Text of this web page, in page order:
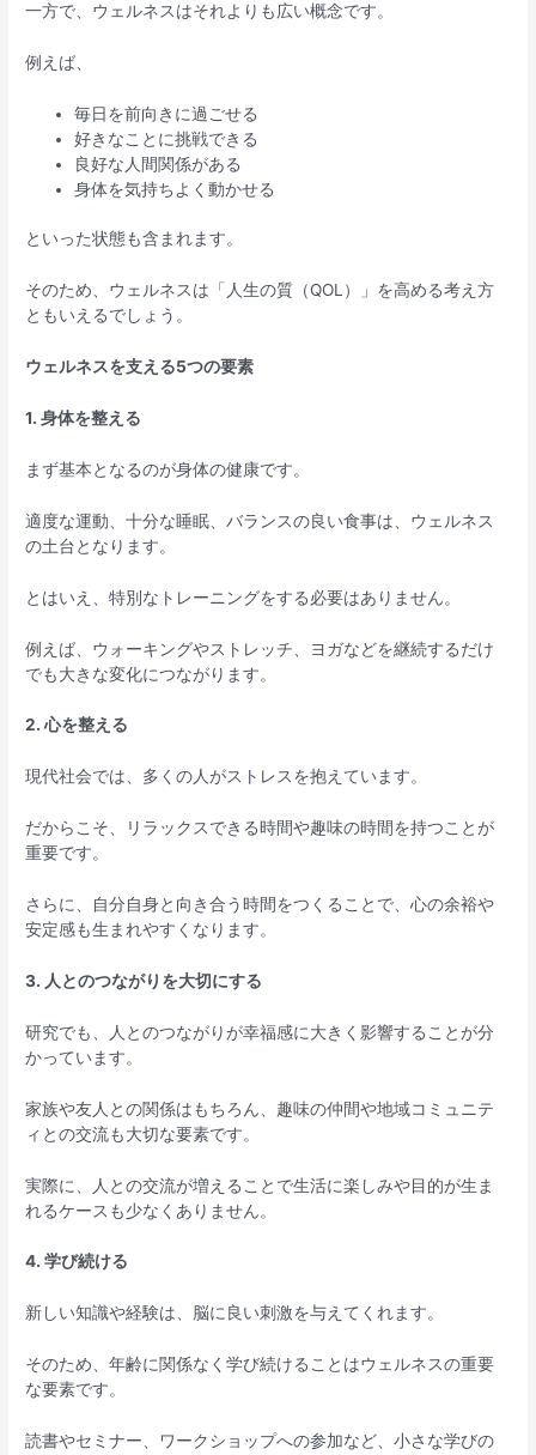
一方で、ウェルネスはそれよりも広い概念です。
例えば、
毎日を前向きに過ごせる
好きなことに挑戦できる
良好な人間関係がある
身体を気持ちよく動かせる
といった状態も含まれます。
そのため、ウェルネスは「人生の質（QOL）」を高める考え方
ともいえるでしょう。
ウェルネスを支える5つの要素
1. 身体を整える
まず基本となるのが身体の健康です。
適度な運動、十分な睡眠、バランスの良い食事は、ウェルネス
の土台となります。
とはいえ、特別なトレーニングをする必要はありません。
例えば、ウォーキングやストレッチ、ヨガなどを継続するだけ
でも大きな変化につながります。
2. 心を整える
現代社会では、多くの人がストレスを抱えています。
だからこそ、リラックスできる時間や趣味の時間を持つことが
重要です。
さらに、自分自身と向き合う時間をつくることで、心の余裕や
安定感も生まれやすくなります。
3. 人とのつながりを大切にする
研究でも、人とのつながりが幸福感に大きく影響することが分
かっています。
家族や友人との関係はもちろん、趣味の仲間や地域コミュニテ
ィとの交流も大切な要素です。
実際に、人との交流が増えることで生活に楽しみや目的が生ま
れるケースも少なくありません。
4. 学び続ける
新しい知識や経験は、脳に良い刺激を与えてくれます。
そのため、年齢に関係なく学び続けることはウェルネスの重要
な要素です。
読書やセミナー、ワークショップへの参加など、小さな学びの